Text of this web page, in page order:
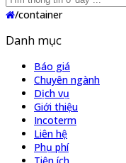
/container
Danh mục
Báo giá
Chuyên ngành
Dịch vụ
Giới thiệu
Incoterm
Liên hệ
Phụ phí